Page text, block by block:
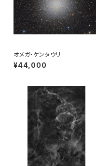
オメガ・ケンタウリ
¥44,000